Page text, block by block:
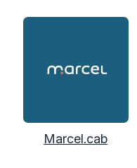
Marcel.cab